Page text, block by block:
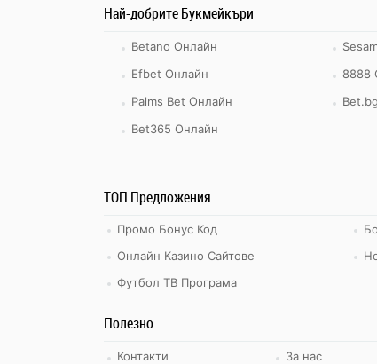
Най-добрите Букмейкъри
Betano Онлайн
Efbet Онлайн
Palms Bet Онлайн
Bet365 Онлайн
8888
ТОП Предложения
Промо Бонус Код
Онлайн Казино Сайтове
Футбол ТВ Програма
Полезно
Контакти За нас